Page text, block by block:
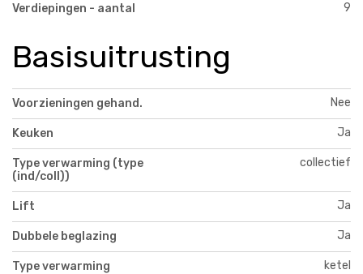
Verdiepingen - aantal 9
Basisuitrusting
Voorzieningen gehand. Nee
Keuken Ja
Type verwarming (type
(ind/coll))
collectief
Lift Ja
Dubbele beglazing Ja
Type verwarming ketel